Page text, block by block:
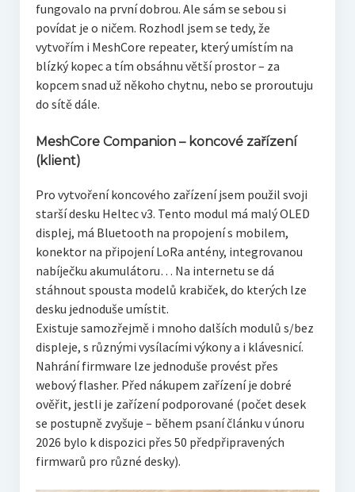
fungovalo na první dobrou. Ale sám se sebou si
povídat je o ničem. Rozhodl jsem se tedy, že
vytvořím i MeshCore repeater, který umístím na
blízký kopec a tím obsáhnu větší prostor – za
kopcem snad už někoho chytnu, nebo se proroutuju
do sítě dále.
MeshCore Companion– koncové zařízení
(klient)
Pro vytvoření koncového zařízení jsem použil svoji
starší desku Heltec v3. Tento modul má malý OLED
displej, má Bluetooth na propojení s mobilem,
konektor na připojení LoRa antény, integrovanou
nabíječku akumulátoru… Na internetu se dá
stáhnout spousta modelů krabiček, do kterých lze
desku jednoduše umístit.
Existuje samozřejmě i mnoho dalších modulů s/bez
displeje, s různými vysílacími výkony a i klávesnicí.
Nahrání firmware lze jednoduše provést přes
webový flasher. Před nákupem zařízení je dobré
ověřit, jestli je zařízení podporované (počet desek
se postupně zvyšuje – během psaní článku v únoru
2026 bylo k dispozici přes 50 předpřipravených
firmwarů pro různé desky).